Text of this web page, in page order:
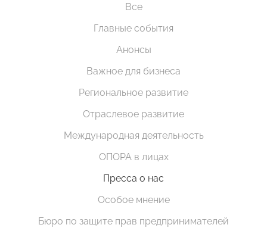
Все
Главные события
Анонсы
Важное для бизнеса
Региональное развитие
Отраслевое развитие
Международная деятельность
ОПОРА в лицах
Пресса о нас
Особое мнение
Бюро по защите прав предпринимателей